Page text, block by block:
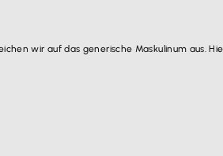
wir auf das generische Maskulinum aus.